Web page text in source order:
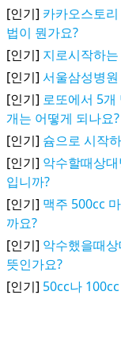
[인기] 카카오스토
법이 뭔가요?
[인기] 지로시작하
[인기] 서울삼성병
[인기] 로또에서 5개
개는 어떻게 되나요?
[인기] 슘으로 시작
[인기] 악수할때상
입니까?
[인기] 맥주 500cc
까요?
[인기] 악수했을때
뜻인가요?
[인기] 50cc나